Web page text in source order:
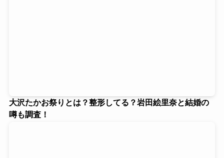
大沢たかお祭りとは？整形してる？岩田絵里奈と結婚の
噂も調査！